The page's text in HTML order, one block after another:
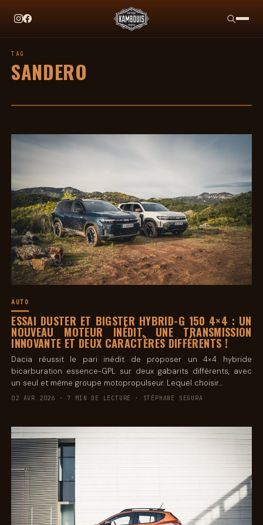
TAG HEUER X TEAM IKUZAWA : LE COME-BACK
TAG
SANDERO
AUTO
ESSAI DUSTER ET BIGSTER HYBRID-G 150 4×4 : UN
NOUVEAU MOTEUR INÉDIT, UNE TRANSMISSION
INNOVANTE ET DEUX CARACTÈRES DIFFÉRENTS !
Dacia réussit le pari inédit de proposer un 4×4 hybride
bicarburation essence-GPL sur deux gabarits différents, avec
un seul et même groupe motopropulseur. Lequel choisir…
02 AVR 2026 · 7 MIN DE LECTURE · STÉPHANE SEGURA